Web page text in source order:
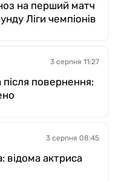
на перший матч
Ліги чемпіонів
3 серпня 11:27
повернення:
3 серпня 08:45
відома актриса